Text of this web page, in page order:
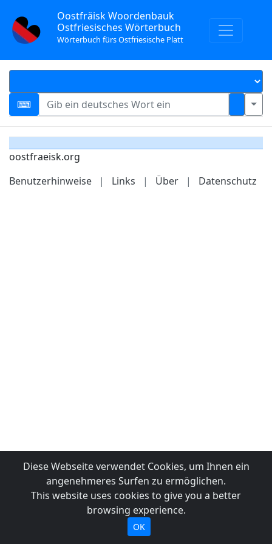
Oostfräisk Woordenbauk
Ostfriesisches Wörterbuch
Wörterbuch fürs Ostfriesische Platt
oostfraeisk.org
Benutzerhinweise
| Links | Über | Datenschutz
Diese Webseite verwendet Cookies, um Ihnen ein
angenehmeres Surfen zu ermöglichen.
This website uses cookies to give you a better
browsing experience.
OK